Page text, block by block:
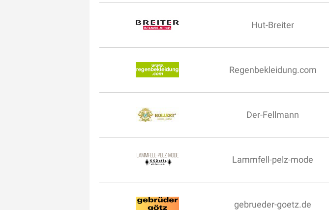
Hut-Breiter
Regenbekleidung.com
Der-Fellmann
Lammfell-pelz-mode
gebrueder-goetz.de